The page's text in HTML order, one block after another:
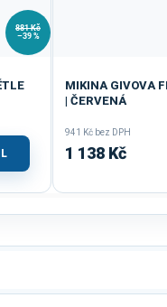
881 Kč
–39 %
MIKINA GIVOVA
| ČERVENÁ
941 Kč bez DPH
1 138 Kč